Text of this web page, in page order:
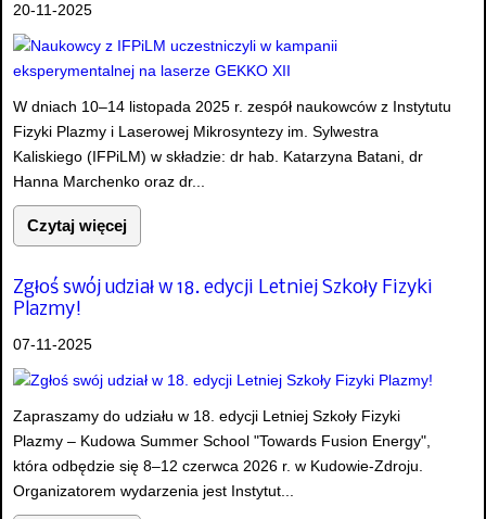
20-11-2025
W dniach 10–14 listopada 2025 r. zespół naukowców z Instytutu
Fizyki Plazmy i Laserowej Mikrosyntezy im. Sylwestra
Kaliskiego (IFPiLM) w składzie: dr hab. Katarzyna Batani, dr
Hanna Marchenko oraz dr...
Czytaj więcej
Zgłoś swój udział w 18. edycji Letniej Szkoły Fizyki
Plazmy!
07-11-2025
Zapraszamy do udziału w 18. edycji Letniej Szkoły Fizyki
Plazmy – Kudowa Summer School "Towards Fusion Energy",
która odbędzie się 8–12 czerwca 2026 r. w Kudowie-Zdroju.
Organizatorem wydarzenia jest Instytut...